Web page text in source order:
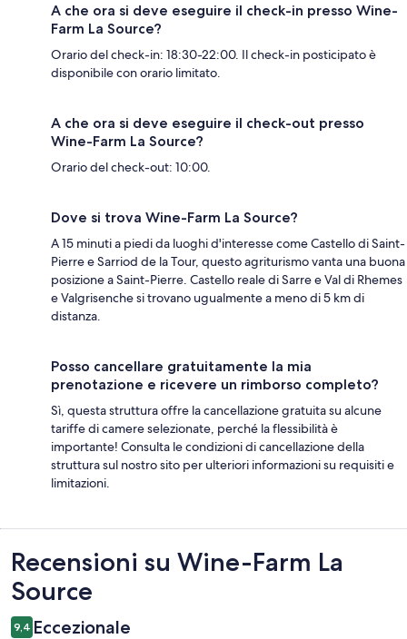
A che ora si deve eseguire il check-in presso Wine-
Farm La Source?
Orario del check-in: 18:30-22:00. Il check-in posticipato è
disponibile con orario limitato.
A che ora si deve eseguire il check-out presso
Wine-Farm La Source?
Orario del check-out: 10:00.
Dove si trova Wine-Farm La Source?
A 15 minuti a piedi da luoghi d'interesse come Castello di Saint-
Pierre e Sarriod de la Tour, questo agriturismo vanta una buona
posizione a Saint-Pierre. Castello reale di Sarre e Val di Rhemes
e Valgrisenche si trovano ugualmente a meno di 5 km di
distanza.
Posso cancellare gratuitamente la mia
prenotazione e ricevere un rimborso completo?
Sì, questa struttura offre la cancellazione gratuita su alcune
tariffe di camere selezionate, perché la flessibilità è
importante! Consulta le condizioni di cancellazione della
struttura sul nostro sito per ulteriori informazioni su requisiti e
limitazioni.
Recensioni
Recensioni su Wine-Farm La
Source
9,4 Eccezionale